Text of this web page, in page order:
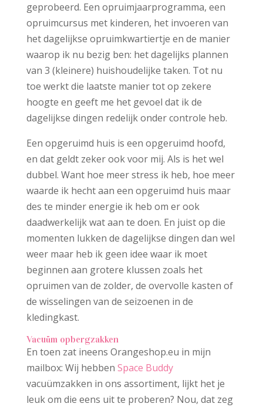
geprobeerd. Een opruimjaarprogramma, een
opruimcursus met kinderen, het invoeren van
het dagelijkse opruimkwartiertje en de manier
waarop ik nu bezig ben: het dagelijks plannen
van 3 (kleinere) huishoudelijke taken. Tot nu
toe werkt die laatste manier tot op zekere
hoogte en geeft me het gevoel dat ik de
dagelijkse dingen redelijk onder controle heb.
Een opgeruimd huis is een opgeruimd hoofd,
en dat geldt zeker ook voor mij. Als is het wel
dubbel. Want hoe meer stress ik heb, hoe meer
waarde ik hecht aan een opgeruimd huis maar
des te minder energie ik heb om er ook
daadwerkelijk wat aan te doen. En juist op die
momenten lukken de dagelijkse dingen dan wel
weer maar heb ik geen idee waar ik moet
beginnen aan grotere klussen zoals het
opruimen van de zolder, de overvolle kasten of
de wisselingen van de seizoenen in de
kledingkast.
Vacuüm opbergzakken
En toen zat ineens Orangeshop.eu in mijn
mailbox: Wij hebben Space Buddy
vacuümzakken in ons assortiment, lijkt het je
leuk om die eens uit te proberen? Nou, dat zeg